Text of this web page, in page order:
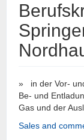
» in der Vor-
Be- und
Gas und der
Sales and